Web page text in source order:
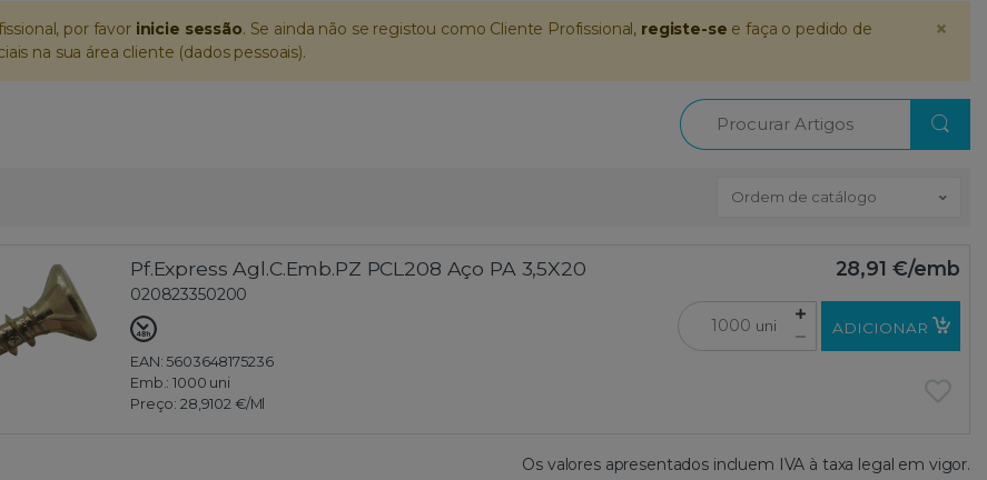
×
por favor inicie sessão. Se ainda não se registou como Cliente Profissional, registe-se e faça o pedido de
na sua área cliente (dados pessoais).
Procurar
Ordem de catálogo
Pf.Express Agl.C.Emb.PZ PCL208 Aço PA 3,5X20
020823350200
EAN: 5603648175236
Emb.:1000 uni
Preço: 28,9102 €/Ml
28,91 €/emb
uni ADICIONAR
Os valores apresentados incluem IVA à taxa legal em vigor.